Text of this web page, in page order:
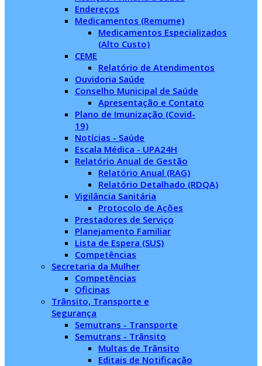
Endereços
Medicamentos (Remume)
Medicamentos Especializados
(Alto Custo)
CEME
Relatório de Atendimentos
Ouvidoria Saúde
Conselho Municipal de Saúde
Apresentação e Contato
Plano de Imunização (Covid-
19)
Notícias - Saúde
Escala Médica - UPA24H
Relatório Anual de Gestão
Relatório Anual (RAG)
Relatório Detalhado (RDQA)
Vigilância Sanitária
Protocolo de Ações
Prestadores de Serviço
Planejamento Familiar
Lista de Espera (SUS)
Competências
Secretaria da Mulher
Competências
Oficinas
Trânsito, Transporte e
Segurança
Semutrans - Transporte
Semutrans - Trânsito
Multas de Trânsito
Editais de Notificação